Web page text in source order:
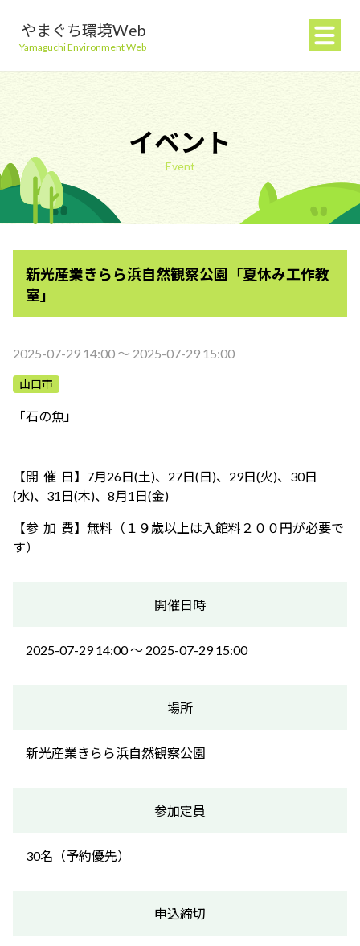
やまぐち環境Web
Yamaguchi Environment Web
地球温暖化を防ぐ
ごみを減らす
自然環境を守る
生活環境を守る（大気・水）
イベント
Event
新光産業きらら浜自然観察公園「夏休み工作教
室」
2025-07-29 14:00 〜 2025-07-29 15:00
山口市
「石の魚」
【開 催 日】7月26日(土)、27日(日)、29日(火)、30日
(水)、31日(木)、8月1日(金)
【参 加 費】無料（１９歳以上は入館料２００円が必要で
す）
開催日時
2025-07-29 14:00 〜 2025-07-29 15:00
場所
新光産業きらら浜自然観察公園
参加定員
30名（予約優先）
申込締切